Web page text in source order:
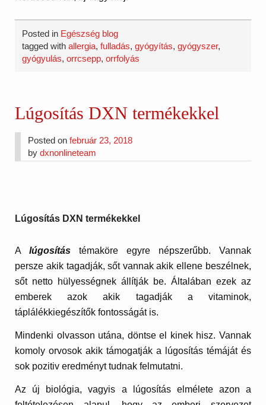
Posted in Egészség blog
tagged withallergia,fulladás,gyógyítás,gyógyszer,
gyógyulás,orrcsepp,orrfolyás
Lúgosítás DXN termékekkel
Posted onfebruár 23, 2018
bydxnonlineteam
Lúgosítás DXN termékekkel
Alúgosítás
témaköre egyre népszerűbb. Vannak
persze akik tagadják, sőt vannak akik ellene beszélnek,
sőt netto hülyességnek állítják be. Általában ezek az
emberek azok akik tagadják a vitaminok,
táplálékkiegészítők fontosságát is.
Mindenki olvasson utána, döntse el kinek hisz. Vannak
komoly orvosok akik támogatják a lúgosítás témáját és
sok pozitiv eredményt tudnak felmutatni.
Az új biológia, vagyis a lúgosítás elmélete azon a